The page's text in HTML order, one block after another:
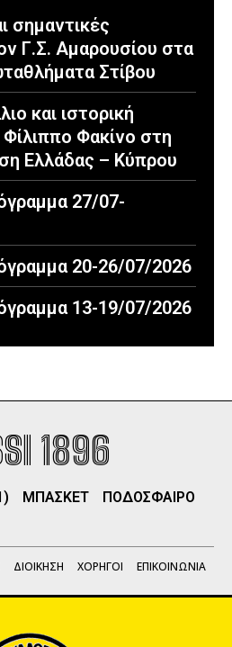
σημαντικές
Γ.Σ. Αμαρουσίου στα
Στίβου
και ιστορική
Φακίνο στη
Ελλάδας – Κύπρου
27/07-
20-26/07/2026
13-19/07/2026
1896
ΜΠΑΣΚΕΤ
ΠΟΔΟΣΦΑΙΡΟ
ΔΙΟΙΚΗΣΗ ΧΟΡΗΓΟΙ ΕΠΙΚΟΙΝΩΝΙΑ